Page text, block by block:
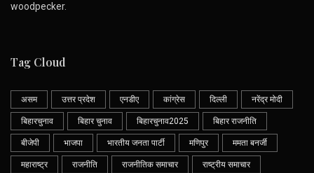
woodpecker.
Tag Cloud
असम उत्तर प्रदेश एनडीए कांग्रेस दिल्ली नरेंद्र मोदी
बिहारचुनाव बिहार चुनाव बिहारचुनाव2025 बिहार राजनीति
बीजेपी भाजपा भारतीय जनता पार्टी मणिपुर ममता बनर्जी
महाराष्ट्र राजनीति राजनीतिक समाचार राष्ट्रीय समाचार